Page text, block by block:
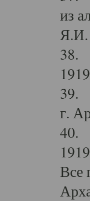
из
Я.И.
38.
39.
г.
40.
Все